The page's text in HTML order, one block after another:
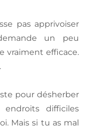
pas apprivoiser
un peu
vraiment efficace.
pour désherber
difficiles
Mais si tu as mal